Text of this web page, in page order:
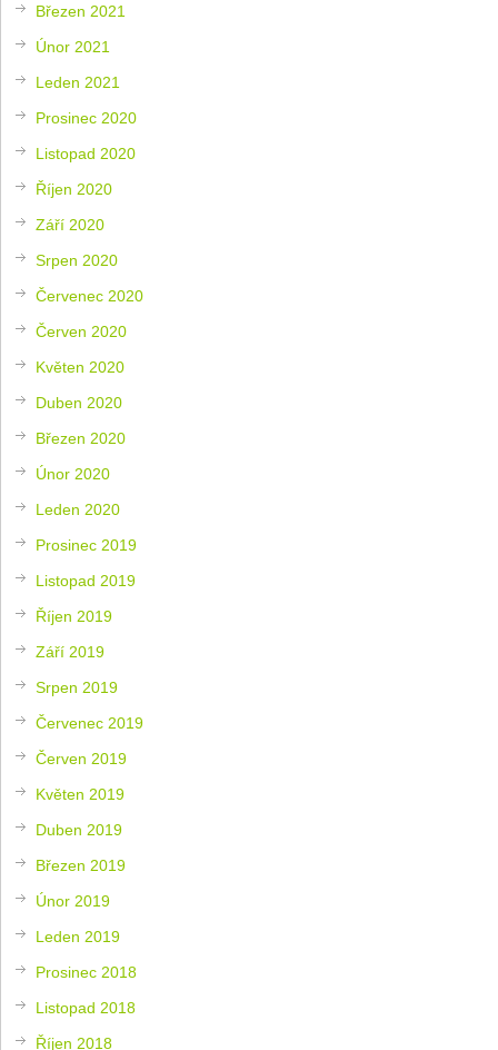
Březen 2021
Únor 2021
Leden 2021
Prosinec 2020
Listopad 2020
Říjen 2020
Září 2020
Srpen 2020
Červenec 2020
Červen 2020
Květen 2020
Duben 2020
Březen 2020
Únor 2020
Leden 2020
Prosinec 2019
Listopad 2019
Říjen 2019
Září 2019
Srpen 2019
Červenec 2019
Červen 2019
Květen 2019
Duben 2019
Březen 2019
Únor 2019
Leden 2019
Prosinec 2018
Listopad 2018
Říjen 2018